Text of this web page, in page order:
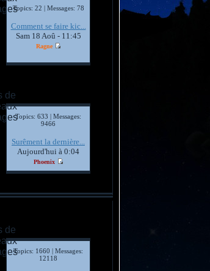
Topics: 22 | Messages: 78
Comment se faire kic...
Sam 18 Aoû - 11:45
Ragne
Topics: 633 | Messages:
9466
Surêment la dernière...
Aujourd'hui à 0:04
Phoenix
Topics: 1660 | Messages:
12118